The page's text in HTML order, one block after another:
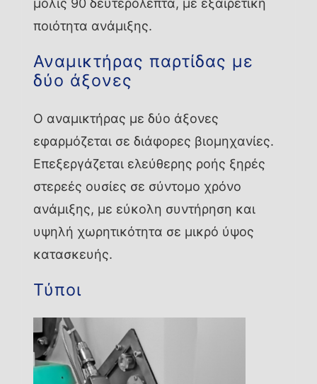
ποιότητα ανάμιξης.
Αναμικτήρας παρτίδας με
δύο άξονες
Ο αναμικτήρας με δύο άξονες
εφαρμόζεται σε διάφορες βιομηχανίες.
Επεξεργάζεται ελεύθερης ροής ξηρές
στερεές ουσίες σε σύντομο χρόνο
ανάμιξης, με εύκολη συντήρηση και
υψηλή χωρητικότητα σε μικρό ύψος
κατασκευής.
Τύποι